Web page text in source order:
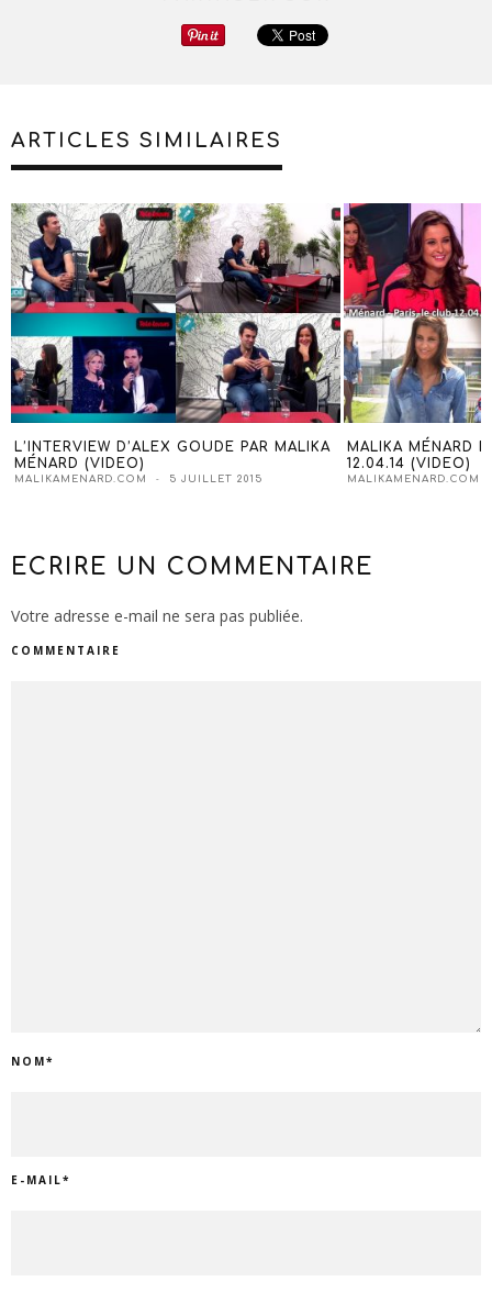
ARTICLES SIMILAIRES
L’INTERVIEW D’ALEX GOUDE PAR MALIKA
MÉNARD (VIDEO)
MALIKAMENARD.COM 5 JUILLET 2015
MALIKA MÉNARD
12.04.14 (VIDEO)
MALIKAMENARD.COM
ECRIRE UN COMMENTAIRE
Votre adresse e-mail ne sera pas publiée.
COMMENTAIRE
NOM*
E-MAIL*